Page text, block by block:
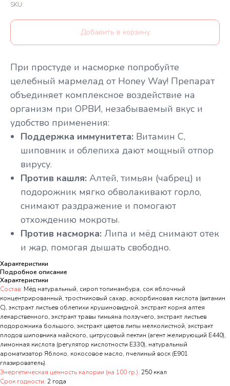
SKU:
Добавить в корзину
При простуде и насморке попробуйте
целебный мармелад от Honey Way! Препарат
объединяет комплексное воздействие на
организм при ОРВИ, незабываемый вкус и
удобство применения:
Поддержка иммунитета: Витамин С,
шиповник и облепиха дают мощный отпор
вирусу.
Против кашля: Алтей, тимьян (чабрец) и
подорожник мягко обволакивают горло,
снимают раздражение и помогают
отхождению мокроты.
Против насморка: Липа и мёд снимают отек
и жар, помогая дышать свободно.
Характеристики
Подробное описание
Характеристики
Состав: Мёд натуральный, сироп топинамбура, сок яблочный
концентрированный, тростниковый сахар, аскорбиновая кислота (витамин
С), экстракт листьев облепихи крушиновидной, экстракт корня алтея
лекарственного, экстракт травы тимьяна ползучего, экстракт листьев
подорожника большого, экстракт цветов липы мелколистной, экстракт
плодов шиповника майского, цитрусовый пектин (агент желирующий Е440),
лимонная кислота (регулятор кислотности Е330), натуральный
ароматизатор Яблоко, кокосовое масло, пчелиный воск (Е901
глазирователь).
Энергетическая ценность калории (на 100 гр.): 250 ккал
Срок годности: 2 года